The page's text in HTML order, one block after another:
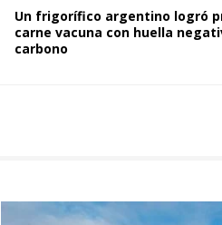
Un frigorífico argentino logró
carne vacuna con huella
carbono